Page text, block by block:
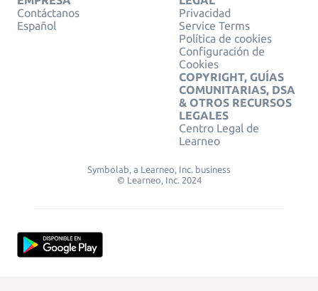
Contáctanos
Español
Privacidad
Service Terms
Política de cookies
Configuración de
Cookies
COPYRIGHT, GUÍAS
COMUNITARIAS, DSA
& OTROS RECURSOS
LEGALES
Centro Legal de
Learneo
Symbolab, a Learneo, Inc. business
© Learneo, Inc. 2024